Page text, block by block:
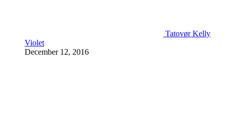
Tatovør Kelly
Violet
December 12, 2016